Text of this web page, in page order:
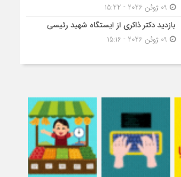
بازدید دکتر ذاکری از ایستگاه شهید رئیسی